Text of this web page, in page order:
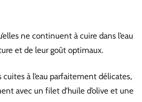
ne continuent à cuire dans l’eau
et de leur goût optimaux.
à l’eau parfaitement délicates,
avec un filet d’huile d’olive et une